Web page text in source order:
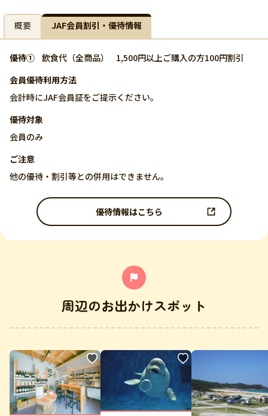
概要 JAF会員割引・優待情報
優待① 飲食代（全商品）
1,500円以上ご購入の方100円割引
会員優待利用方法
会計時にJAF会員証をご提示ください。
優待対象
会員のみ
ご注意
他の優待・割引等との併用はできません。
優待情報はこちら
周辺のお出かけスポット